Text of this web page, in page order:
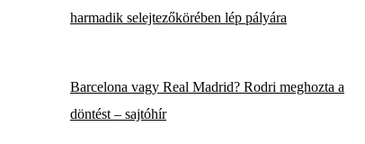
harmadik selejtezőkörében lép pályára
Barcelona vagy Real Madrid? Rodri meghozta a
döntést – sajtóhír